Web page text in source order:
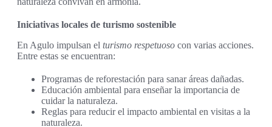
Iniciativas locales de turismo sostenible
En Agulo impulsan el turismo respetuoso con varias acciones.
Entre estas se encuentran:
Programas de reforestación para sanar áreas dañadas.
Educación ambiental para enseñar la importancia de
cuidar la naturaleza.
Reglas para reducir el impacto ambiental en visitas a la
naturaleza.